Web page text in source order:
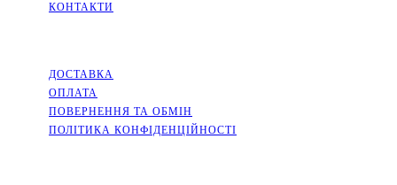
КОНТАКТИ
ДОСТАВКА
ОПЛАТА
ПОВЕРНЕННЯ ТА ОБМІН
ПОЛІТИКА КОНФІДЕНЦІЙНОСТІ